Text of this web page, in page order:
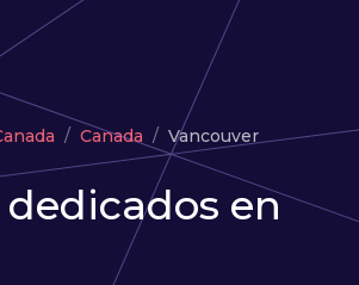
Canada Vancouver
en